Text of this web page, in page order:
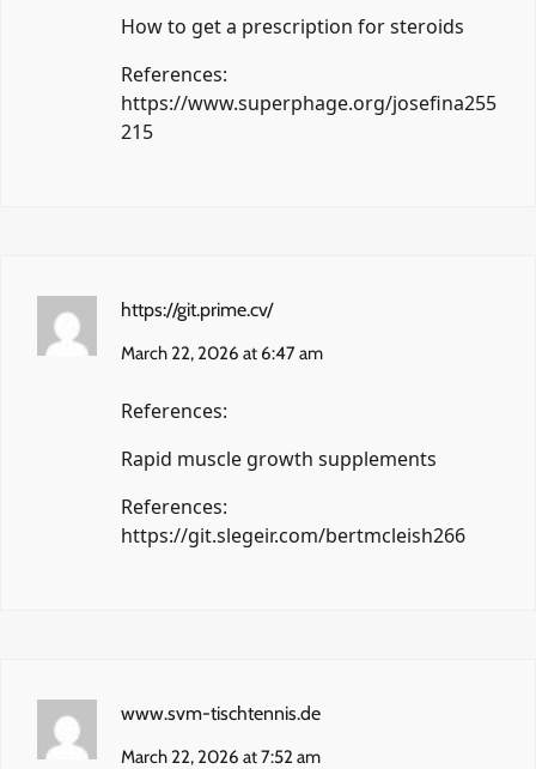
How to get a prescription for steroids
References:
https://www.superphage.org/josefina255
215
https://git.prime.cv/
March 22, 2026 at 6:47 am
References:
Rapid muscle growth supplements
References:
https://git.slegeir.com/bertmcleish266
www.svm-tischtennis.de
March 22, 2026 at 7:52 am